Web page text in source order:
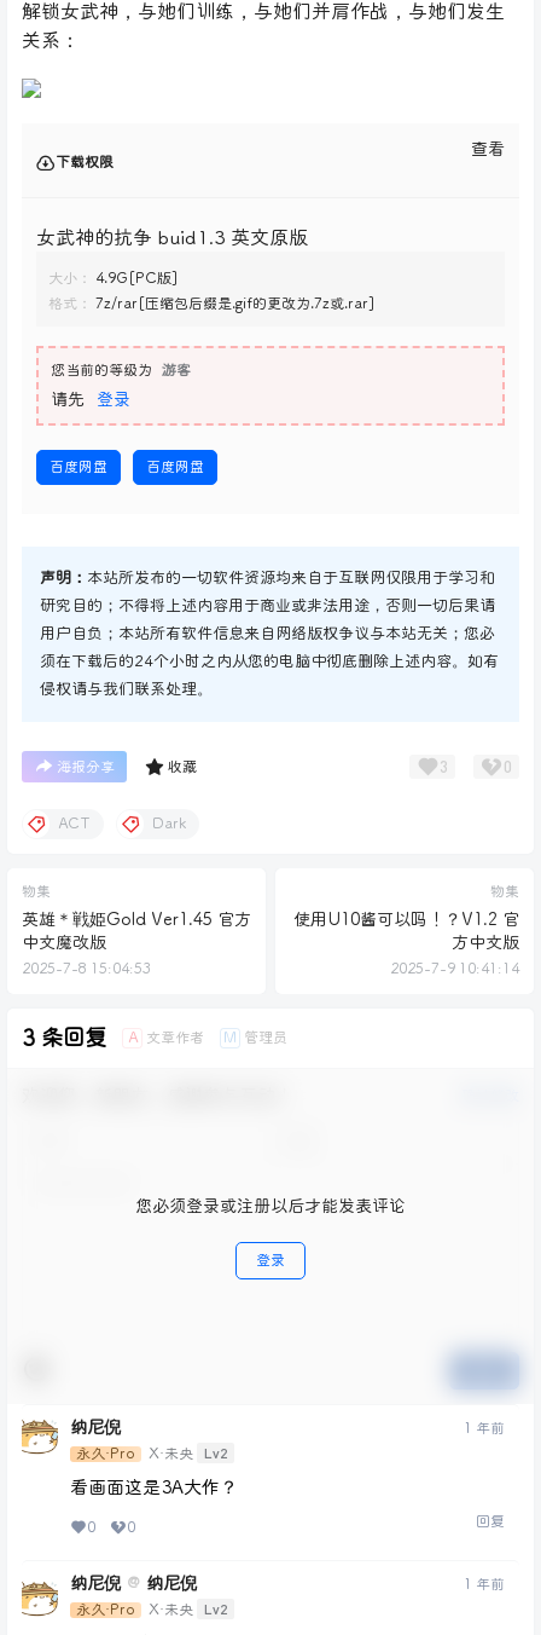
解锁女武神，与她们训练，与她们并肩作战，与她们发生
关系：
下载权限
查看
女武神的抗争 buid1.3 英文原版
大小：
4.9G[PC版]
格式：
7z/rar[压缩包后缀是.gif的更改为.7z或.rar]
您当前的等级为 游客
请先 登录
百度网盘 百度网盘
声明： 本站所发布的一切软件资源均来自于互联网仅限用于学习和
研究目的；不得将上述内容用于商业或非法用途，否则一切后果请
用户自负；本站所有软件信息来自网络版权争议与本站无关；您必
须在下载后的24个小时之内从您的电脑中彻底删除上述内容。如有
侵权请与我们联系处理。
海报分享 收藏 3 0
ACT Dark
物集
英雄＊戦姫Gold Ver1.45 官方
中文魔改版
2025-7-8 15:04:53
物集
使用U10酱可以吗！？V1.2 官
方中文版
2025-7-9 10:41:14
3 条回复 A 文章作者 M 管理员
您必须登录或注册以后才能发表评论
登录
纳尼倪
永久·Pro X·未央 Lv2
1 年前
看画面这是3A大作？
0 0 回复
纳尼倪 @ 纳尼倪
永久·Pro X·未央 Lv2
1 年前